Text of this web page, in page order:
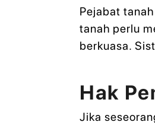
Pejabat
tanah perlu
berkuasa.
Hak
Jika